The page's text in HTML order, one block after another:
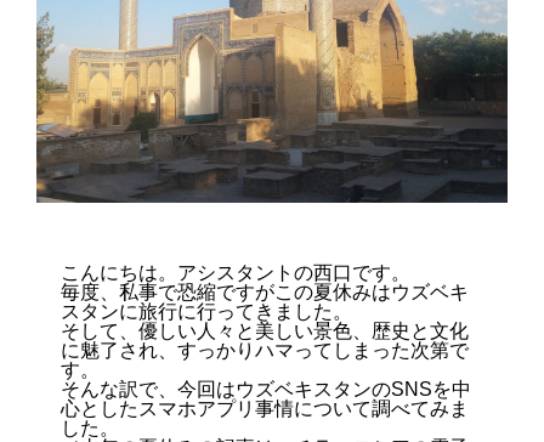
こんにちは。アシスタントの西口です。
毎度、私事で恐縮ですがこの夏休みはウズベキ
スタンに旅行に行ってきました。
そして、優しい人々と美しい景色、歴史と文化
に魅了され、すっかりハマってしまった次第で
す。
そんな訳で、今回はウズベキスタンのSNSを中
心としたスマホアプリ事情について調べてみま
した。